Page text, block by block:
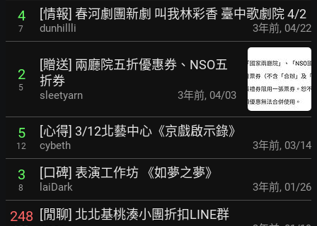
4
7
[情報] 春河劇團新劇 叫我林彩香 臺中歌劇院 4/2
dunhillli 3年前, 04/22
2
5
[贈送] 兩廳院五折優惠券、NSO五
折券
sleetyarn 3年前, 04/03
5
12
[心得] 3/12北藝中心《京戲啟示錄》
cybeth 3年前, 03/14
3
8
[口碑] 表演工作坊 《如夢之夢》
laiDark 3年前, 01/26
248 [閒聊] 北北基桃湊小團折扣LINE群